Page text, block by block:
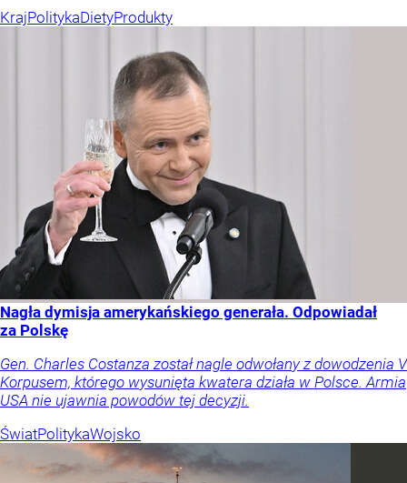
KrajPolitykaDietyProdukty
Nagła dymisja amerykańskiego generała. Odpowiadał
za Polskę
Gen. Charles Costanza został nagle odwołany z dowodzenia V
Korpusem, którego wysunięta kwatera działa w Polsce. Armia
USA nie ujawnia powodów tej decyzji.
ŚwiatPolitykaWojsko